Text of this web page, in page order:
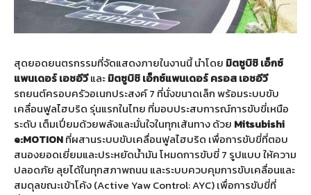
สุดยอดยนตรกรรมที่จัดแสดงภายในงานนี้ นำโดย มิตซูบิชิเอ็กซ์
แพนเดอร์เอชอีวีและมิตซูบิชิเอ็กซ์แพนเดอร์ครอสเอชอีวี
รถยนต์ครอบครัวอเนกประสงค์ 7 ที่นั่งขนาดเล็ก พร้อมระบบขับ
เคลื่อนฟูลไฮบริด รุ่นแรกในไทย ที่มอบประสบการณ์การขับขี่เหนือ
ระดับ เต็มเปี่ยมด้วยพลังและมั่นใจในทุกเส้นทาง ด้วย Mitsubishi
e:MOTIONที่ผสานระบบขับเคลื่อนฟูลไฮบริด เพื่อการขับขี่ที่ตอบ
สนองยอดเยี่ยมและประหยัดน้ำมัน โหมดการขับขี่ 7 รูปแบบ ให้ความ
ปลอดภัย ลุยได้ในทุกสภาพถนน และระบบควบคุมการขับเคลื่อนและ
สมดุลขณะเข้าโค้ง (Active Yaw Control: AYC) เพื่อการขับขี่ที่